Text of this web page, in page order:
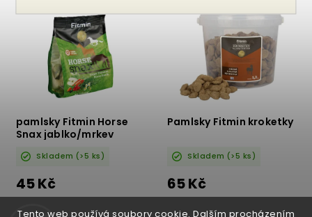
Tento web používá soubory cookie. Dalším procházením
Abecedně
pamlsky Fitmin Horse
Snax jablko/mrkev
Skladem (>5 ks)
45 Kč
DETAIL
Pamlsky Fitmin kroketky
Skladem (>5 ks)
65 Kč
DETAIL